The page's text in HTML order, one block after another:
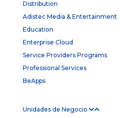
Distribution
Adistec Media & Entertainment
Education
Enterprise Cloud
Service Providers Programs
Professional Services
BeApps
Unidades de Negocio